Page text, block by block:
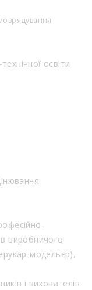
освіти
виробничого
модельєр),
і вихователів